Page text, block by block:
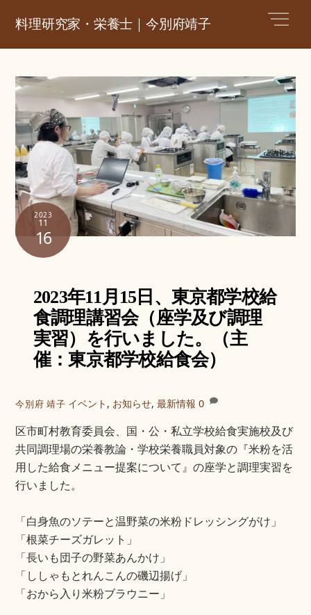
料理研究家・栄養士｜今別府靖子
2023
11
16
2023年11月15日、東京都学校給
食調理講習会（座学及び調理
実習）を行いました。（主
催：東京都学校給食会）
今別府 靖子 イベント , お知らせ,最新情報 0
区市町村教育委員会、国・公・私立学校給食実施校及び
共同調理場の栄養教論・学校栄養職員対象の『米粉を活
用した給食メニュー提案について』の座学と調理実習を
行いました。
「白身魚のソテーと温野菜の米粉ドレッシングがけ」
「根菜チーズガレット」
「長いも団子の野菜あんかけ」
「ししゃもとれんこんの磯辺揚げ」
「おから入り米粉ブラウニー」